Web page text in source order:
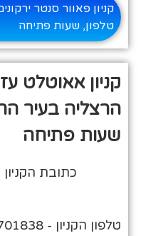
קניון פאוור סנטר
טלפון, שעות פתיחה
קניון אאוטלט
הרצליה בעיר
שעות פתיחה
טלפון הקניון - 09-9701838